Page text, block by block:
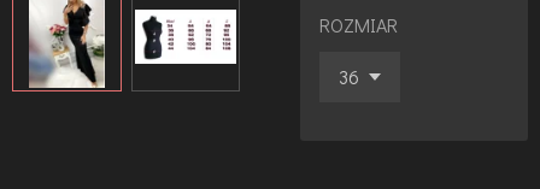
ROZMIAR